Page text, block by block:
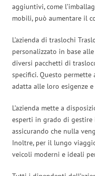
aggiuntivi, come
mobili, può aumentare il
L’azienda di traslochi
personalizzato in base
diversi pacchetti di
specifici. Questo
adatta alle loro esigenze
L’azienda mette a
esperti in grado di
assicurando che nulla
Inoltre, per il lungo
veicoli moderni e ideali